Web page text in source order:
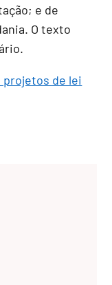
e de
O texto
projetos de lei